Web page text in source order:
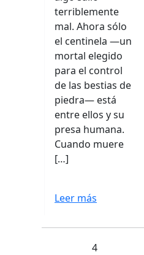
terriblemente
mal. Ahora sólo
el centinela —un
mortal elegido
para el control
de las bestias de
piedra— está
entre ellos y su
presa humana.
Cuando muere
[…]
Leer más
4